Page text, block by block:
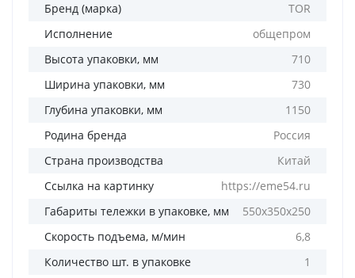
Бренд (марка)
TOR
Исполнение
общепром
Высота упаковки, мм
710
Ширина упаковки, мм
730
Глубина упаковки, мм
1150
Родина бренда
Россия
Страна производства
Китай
Ссылка на картинку
https://eme54.ru
Габариты тележки в упаковке, мм
550х350х250
Скорость подъема, м/мин
6,8
Количество шт. в упаковке
1